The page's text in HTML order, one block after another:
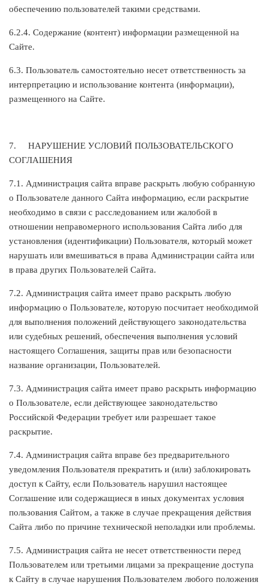
обеспечению пользователей такими средствами.
6.2.4. Содержание (контент) информации размещенной на
Сайте.
6.3. Пользователь самостоятельно несет ответственность за
интерпретацию и использование контента (информации),
размещенного на Сайте.
7.
НАРУШЕНИЕ УСЛОВИЙ ПОЛЬЗОВАТЕЛЬСКОГО
СОГЛАШЕНИЯ
7.1. Администрация сайта вправе раскрыть любую собранную
о Пользователе данного Сайта информацию, если раскрытие
необходимо в связи с расследованием или жалобой в
отношении неправомерного использования Сайта либо для
установления (идентификации) Пользователя, который может
нарушать или вмешиваться в права Администрации сайта или
в права других Пользователей Сайта.
7.2. Администрация сайта имеет право раскрыть любую
информацию о Пользователе, которую посчитает необходимой
для выполнения положений действующего законодательства
или судебных решений, обеспечения выполнения условий
настоящего Соглашения, защиты прав или безопасности
название организации, Пользователей.
7.3. Администрация сайта имеет право раскрыть информацию
о Пользователе, если действующее законодательство
Российской Федерации требует или разрешает такое
раскрытие.
7.4. Администрация сайта вправе без предварительного
уведомления Пользователя прекратить и (или) заблокировать
доступ к Сайту, если Пользователь нарушил настоящее
Соглашение или содержащиеся в иных документах условия
пользования Сайтом, а также в случае прекращения действия
Сайта либо по причине технической неполадки или проблемы.
7.5. Администрация сайта не несет ответственности перед
Пользователем или третьими лицами за прекращение доступа
к Сайту в случае нарушения Пользователем любого положения